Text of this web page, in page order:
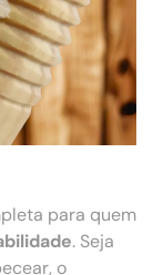
para quem
. Seja
o